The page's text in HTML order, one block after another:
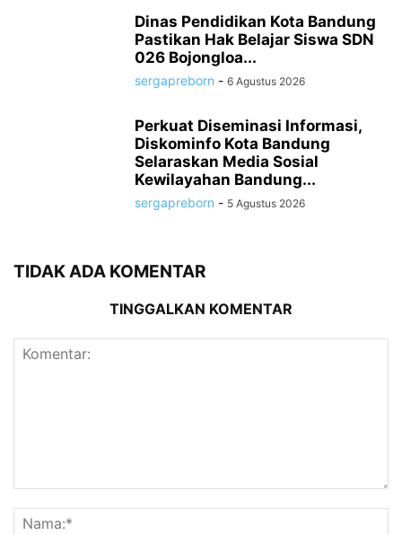
Dinas Pendidikan Kota Bandung
Pastikan Hak Belajar Siswa SDN
026 Bojongloa...
sergapreborn - 6 Agustus 2026
Perkuat Diseminasi Informasi,
Diskominfo Kota Bandung
Selaraskan Media Sosial
Kewilayahan Bandung...
sergapreborn - 5 Agustus 2026
TIDAK ADA KOMENTAR
TINGGALKAN KOMENTAR